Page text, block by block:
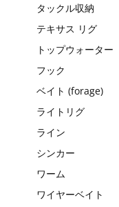
タックル収納
テキサス リグ
トップウォーター
フック
ベイト (forage)
ライトリグ
ライン
シンカー
ワーム
ワイヤーベイト